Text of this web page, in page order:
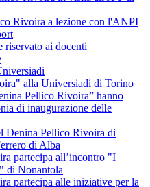
Rivoira a lezione con l'ANPI
riservato ai docenti
alla Universiadi di Torino
Pellico Rivoira” hanno
di inaugurazione delle
Denina Pellico Rivoira di
di Alba
partecipa all’incontro "I
di Nonantola
partecipa alle iniziative per la